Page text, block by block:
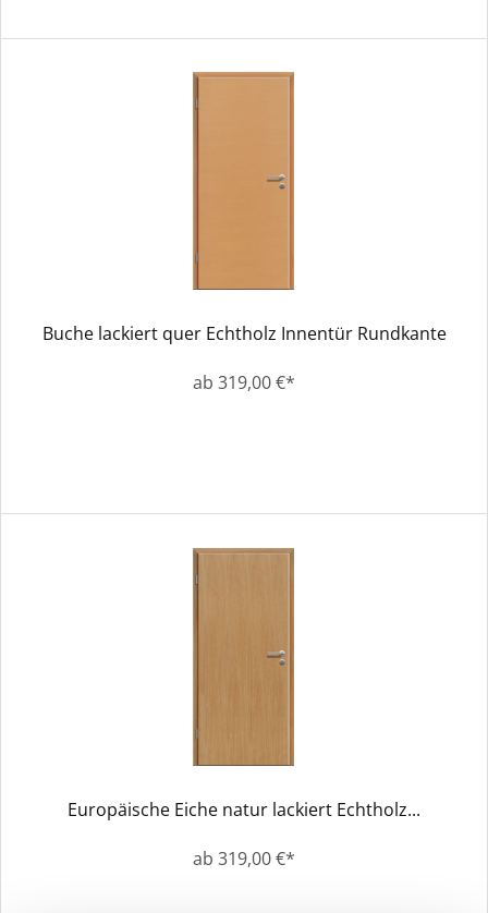
Buche lackiert quer Echtholz Innentür Rundkante
ab 319,00 €*
Europäische Eiche natur lackiert Echtholz...
ab 319,00 €*